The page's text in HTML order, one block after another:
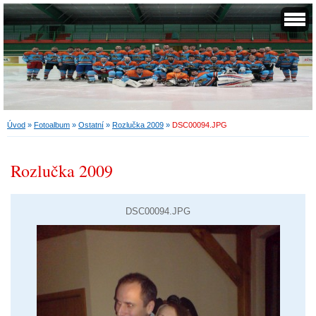
Úvod » Fotoalbum » Ostatní » Rozlučka 2009 » DSC00094.JPG
Rozlučka 2009
DSC00094.JPG